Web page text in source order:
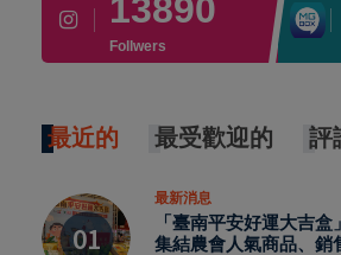
13890
Follwers
最近的 最受歡迎的 評
最新消息
「臺南平安好運大吉
集結農會人氣商品、銷